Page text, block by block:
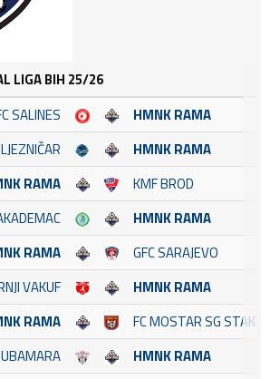
LIGA BIH 25/26
SALINES
HMNK RAMA
HMNK RAMA
RAMA
KMF BROD
HMNK RAMA
RAMA
GFC SARAJEVO
VAKUF
HMNK RAMA
RAMA
FC MOSTAR SG
HMNK RAMA